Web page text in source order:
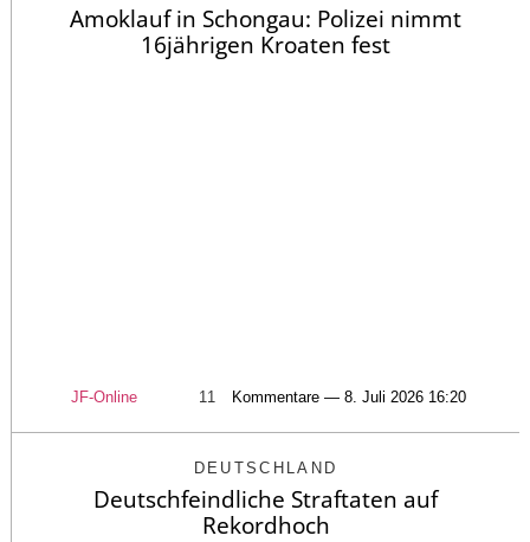
Amoklauf in Schongau: Polizei nimmt
16jährigen Kroaten fest
JF-Online 11 Kommentare — 8. Juli 2026 16:20
DEUTSCHLAND
Deutschfeindliche Straftaten auf
Rekordhoch